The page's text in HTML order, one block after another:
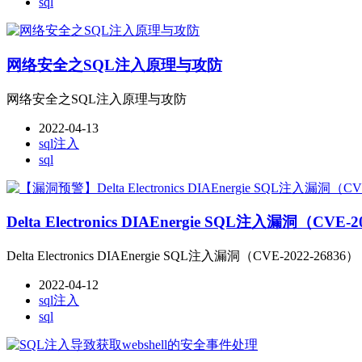
网络安全之SQL注入原理与攻防
网络安全之SQL注入原理与攻防
2022-04-13
sql注入
sql
Delta Electronics DIAEnergie SQL注入漏洞（CVE-
Delta Electronics DIAEnergie SQL注入漏洞（CVE-2022-26836）
2022-04-12
sql注入
sql